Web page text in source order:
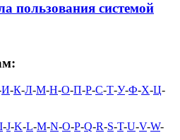
пользования системой
И-К-Л-М-Н-О-П-Р-С-Т-У-Ф-Х-Ц-
I-J-K-L-M-N-O-P-Q-R-S-T-U-V-W-